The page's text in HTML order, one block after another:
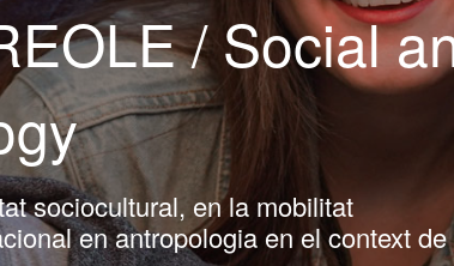
/ Social
sociocultural, en la mobilitat
en antropologia en el context de